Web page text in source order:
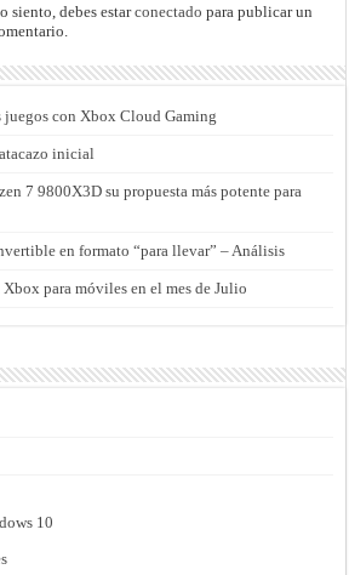
siento, debes estarconectado para publicar un
juegos con Xbox Cloud Gaming
inicial
7 9800X3D su propuesta más potente para
en formato “para llevar” – Análisis
para móviles en el mes de Julio
10